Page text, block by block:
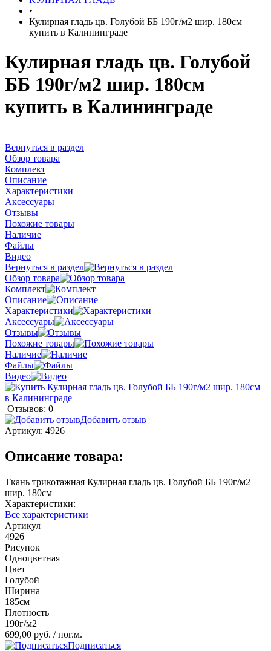
•
Кулирная гладь цв. Голубой ББ 190г/м2 шир. 180см
купить в Калининграде
Кулирная гладь цв. Голубой
ББ 190г/м2 шир. 180см
купить в Калининграде
Вернуться в раздел
Обзор товара
Комплект
Описание
Характеристики
Аксессуары
Отзывы
Похожие товары
Наличие
Файлы
Видео
Вернуться в раздел
Обзор товара
Комплект
Описание
Характеристики
Аксессуары
Отзывы
Похожие товары
Наличие
Файлы
Видео
Отзывов: 0
Добавить отзыв
Артикул: 4926
Описание товара:
Ткань трикотажная Кулирная гладь цв. Голубой ББ 190г/м2
шир. 180см
Характеристики:
Все характеристики
Артикул
4926
Рисунок
Одноцветная
Цвет
Голубой
Ширина
185см
Плотность
190г/м2
699,00 руб. / пог.м.
Подписаться